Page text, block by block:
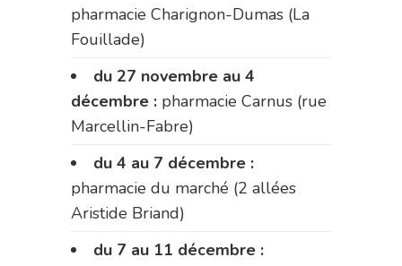
pharmacie Charignon-Dumas (La
Fouillade)
du 27 novembre au 4
décembre : pharmacie Carnus (rue
Marcellin-Fabre)
du 4 au 7 décembre :
pharmacie du marché (2 allées
Aristide Briand)
du 7 au 11 décembre :